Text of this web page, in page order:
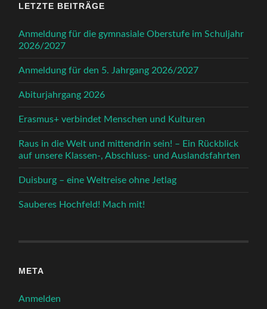
LETZTE BEITRÄGE
Anmeldung für die gymnasiale Oberstufe im Schuljahr
2026/2027
Anmeldung für den 5. Jahrgang 2026/2027
Abiturjahrgang 2026
Erasmus+ verbindet Menschen und Kulturen
Raus in die Welt und mittendrin sein! – Ein Rückblick
auf unsere Klassen-, Abschluss- und Auslandsfahrten
Duisburg – eine Weltreise ohne Jetlag
Sauberes Hochfeld! Mach mit!
META
Anmelden